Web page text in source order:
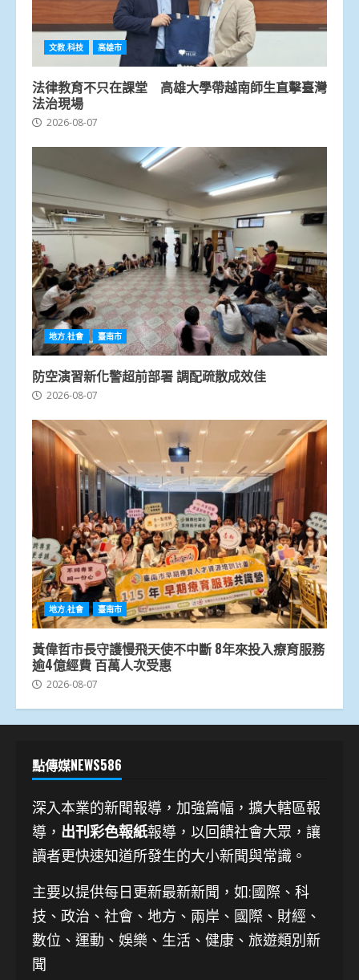
文教.科技 高雄市
法律教育不只在課堂 高雄大學帶越南師生直擊臺灣
法治現場
2026-08-07
地方.社會 臺南市
防空演習新化警超前部署 調配疏散成效佳
2026-08-07
地方.社會 臺南市
黃偉哲市長守護慢飛天使不中斷 8年來投入療育服務
逾4億經費 百萬人次受惠
2026-08-07
點傳媒NEWS586
深入本業的新聞報導，加強篇幅，擴大轄區報
導， 出刊彩色報紙報導，以回饋社會大眾，讓
讀者更快速知道所發生的大小新聞與常識。
主要以提供每日更新最新新聞 ，如:國際、科
技、 政治、社會、地方、兩岸、國際、財經、
數位、運動、娛樂、生活、健康、旅遊類別新
聞